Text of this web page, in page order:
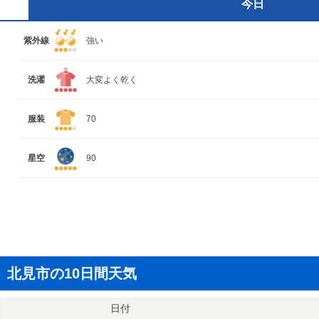
今日
紫外線 強い
洗濯 大変よく乾く
服装 70
星空 90
北見市の10日間天気
日付